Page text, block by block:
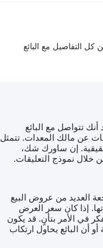
التفاصيل مع البائع
تتواصل مع البائع
عن مالك المعدات. تتمثل
إن ساورك شك،
خلال نموذج التعليقات.
العديد من عروض البيع
إذا كان سعر العرض
في الأمر بتأنٍ. قد يكون
أن البائع يحاول ارتكاب